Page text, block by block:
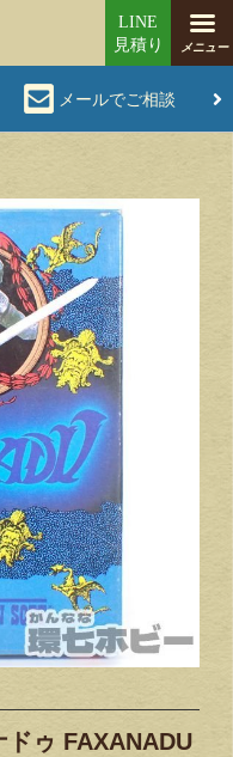
メールでご相談
ドゥ FAXANADU